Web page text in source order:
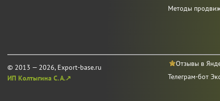
© 2013 — 2026, Export-base.ru
ИП Колтыгина С. А.↗
Методы
Отзывы в
Телеграм-бот